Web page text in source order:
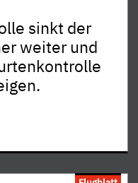
sinkt der
weiter und